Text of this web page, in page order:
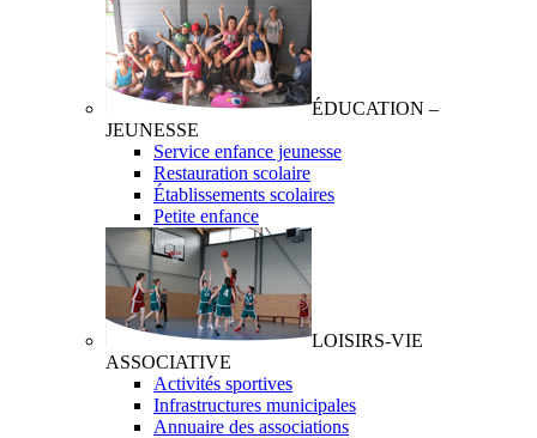
ÉDUCATION –
JEUNESSE
Service enfance jeunesse
Restauration scolaire
Établissements scolaires
Petite enfance
LOISIRS-VIE
ASSOCIATIVE
Activités sportives
Infrastructures municipales
Annuaire des associations